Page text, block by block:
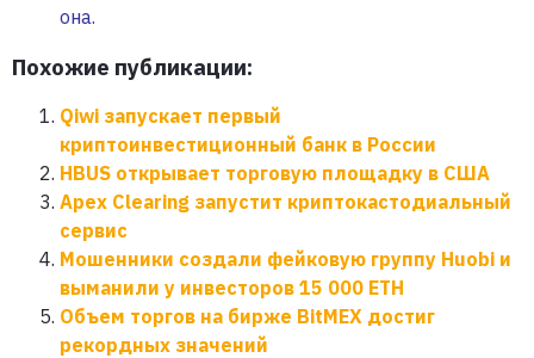
она.
Похожие публикации:
Qiwi запускает первый
криптоинвестиционный банк в России
HBUS открывает торговую площадку в США
Apex Clearing запустит криптокастодиальный
сервис
Мошенники создали фейковую группу Huobi и
выманили у инвесторов 15 000 ETH
Объем торгов на бирже BitMEX достиг
рекордных значений